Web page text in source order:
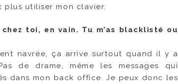
plus utiliser mon clavier.
toi, en vain. Tu m’as blacklisté ou
navrée, ça arrive surtout quand il y a
de drame, même les messages qui
dans mon back office. Je peux donc les